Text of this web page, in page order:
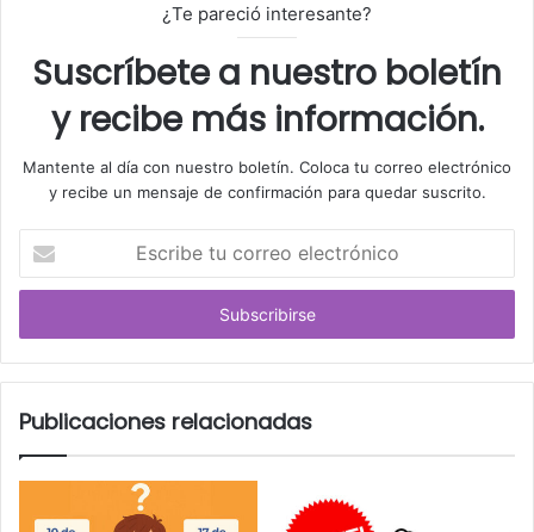
¿Te pareció interesante?
Suscríbete a nuestro boletín
y recibe más información.
Mantente al día con nuestro boletín. Coloca tu correo electrónico
y recibe un mensaje de confirmación para quedar suscrito.
c
i
b
t
c
Publicaciones relacionadas